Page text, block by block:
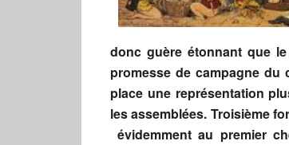
donc guère étonnant que
promesse de campagne du
place une représentation
les assemblées. Troisième
évidemment au premier